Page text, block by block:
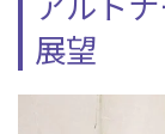
展望